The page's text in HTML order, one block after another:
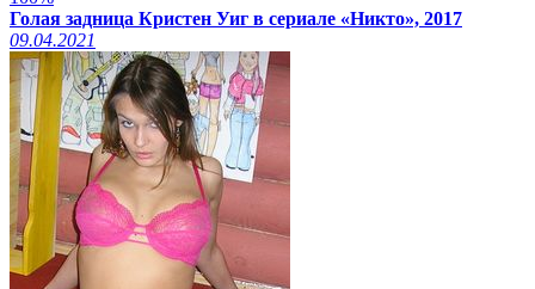
Голая задница Кристен Уиг в сериале «Никто», 2017
09.04.2021